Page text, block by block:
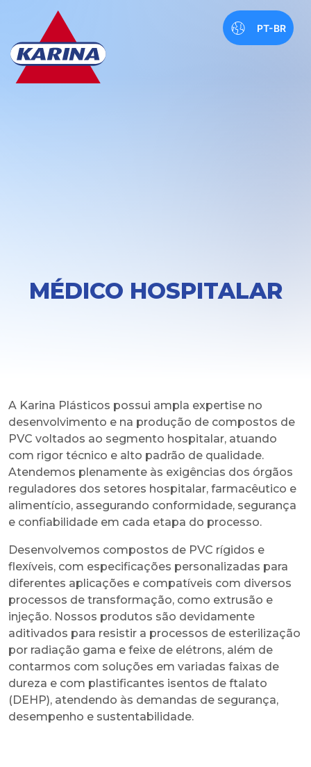
PT-BR
MÉDICO HOSPITALAR
A Karina Plásticos possui ampla expertise no
desenvolvimento e na produção de compostos de
PVC voltados ao segmento hospitalar, atuando
com rigor técnico e alto padrão de qualidade.
Atendemos plenamente às exigências dos órgãos
reguladores dos setores hospitalar, farmacêutico e
alimentício, assegurando conformidade, segurança
e confiabilidade em cada etapa do processo.
Desenvolvemos compostos de PVC rígidos e
flexíveis, com especificações personalizadas para
diferentes aplicações e compatíveis com diversos
processos de transformação, como extrusão e
injeção. Nossos produtos são devidamente
aditivados para resistir a processos de esterilização
por radiação gama e feixe de elétrons, além de
contarmos com soluções em variadas faixas de
dureza e com plastificantes isentos de ftalato
(DEHP), atendendo às demandas de segurança,
desempenho e sustentabilidade.